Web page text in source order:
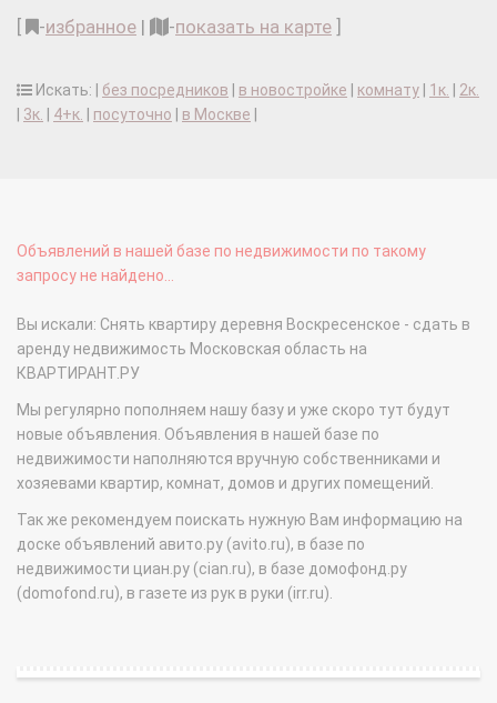
-избранное | -показать на карте
Искать: | без посредников в новостройке комнату 1к.
2к.
3к. 4+к. посуточно в Москве
Объявлений в нашей базе по недвижимости по такому
запросу не найдено...
Вы искали: Снять квартиру деревня Воскресенское - сдать в
аренду недвижимость Московская область на
КВАРТИРАНТ.РУ
Мы регулярно пополняем нашу базу и уже скоро тут будут
новые объявления. Объявления в нашей базе по
недвижимости наполняются вручную собственниками и
хозяевами квартир, комнат, домов и других помещений.
Так же рекомендуем поискать нужную Вам информацию на
доске объявлений авито.ру (avito.ru), в базе по
недвижимости циан.ру (cian.ru), в базе домофонд.ру
(domofond.ru), в газете из рук в руки (irr.ru).